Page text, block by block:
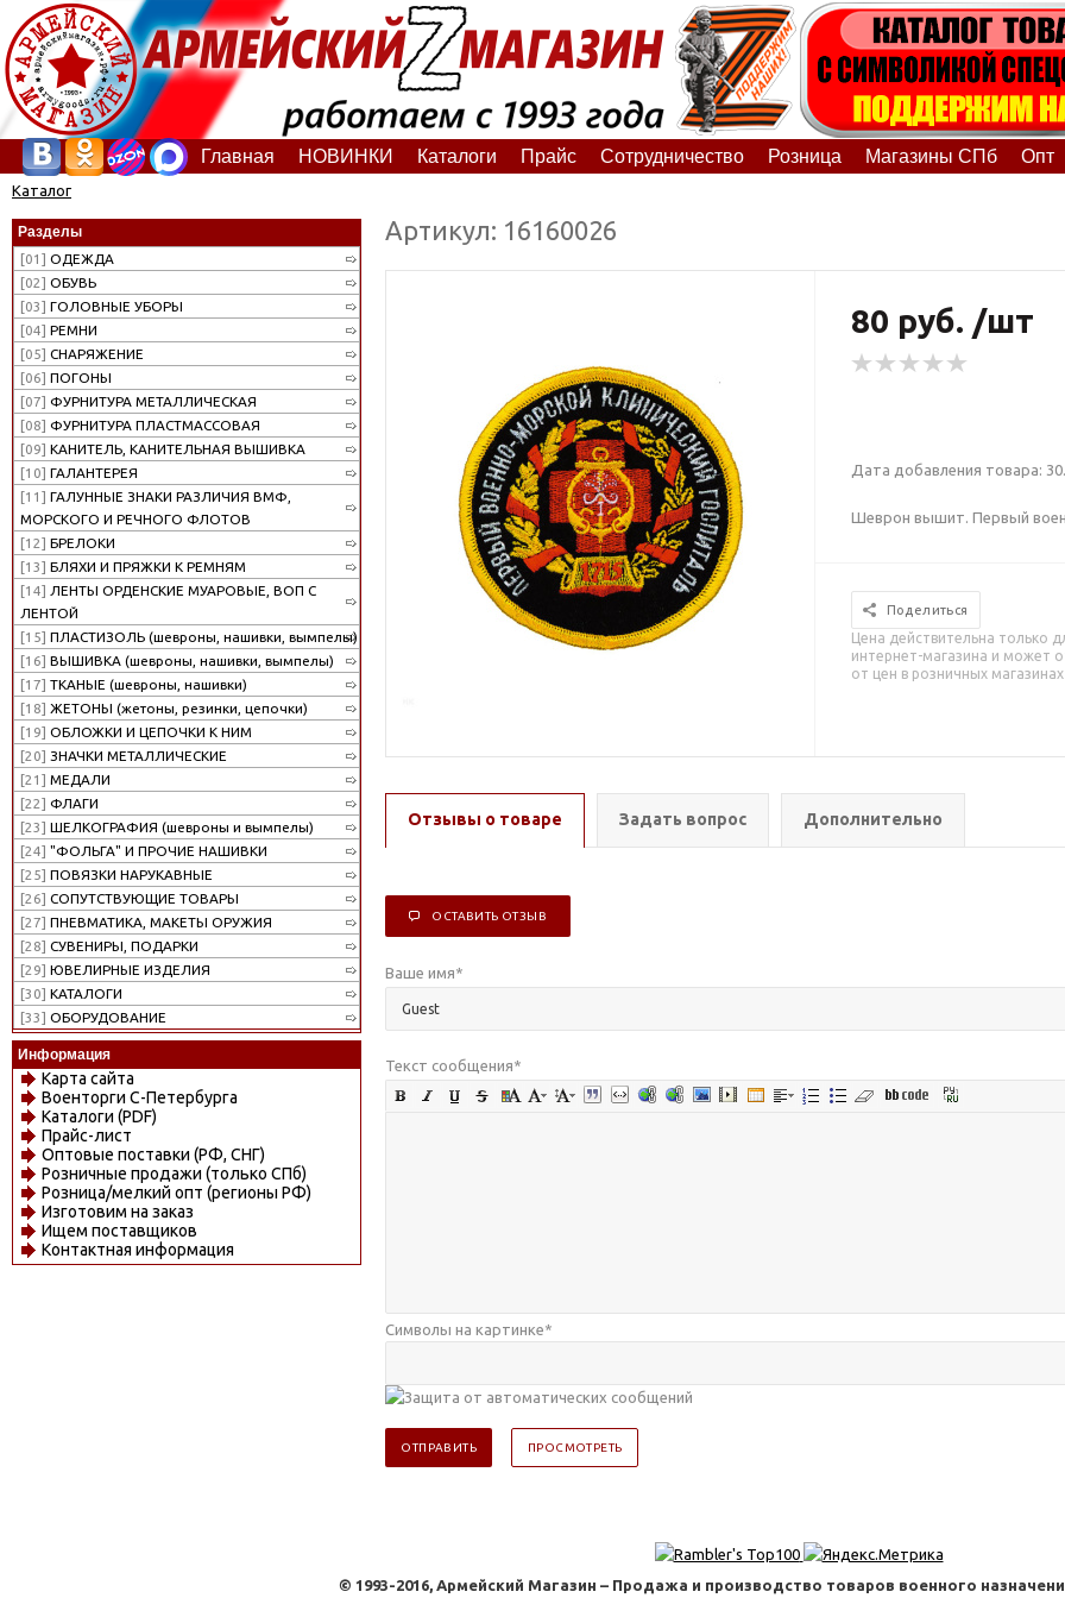
Главная НОВИНКИ Каталоги Прайс Сотрудничество Розница Магазины СПб Опт
Каталог
Разделы
[01] ОДЕЖДА
[02] ОБУВЬ
[03] ГОЛОВНЫЕ УБОРЫ
[04] РЕМНИ
[05] СНАРЯЖЕНИЕ
[06] ПОГОНЫ
[07] ФУРНИТУРА МЕТАЛЛИЧЕСКАЯ
[08] ФУРНИТУРА ПЛАСТМАССОВАЯ
[09] КАНИТЕЛЬ, КАНИТЕЛЬНАЯ ВЫШИВКА
[10] ГАЛАНТЕРЕЯ
[11] ГАЛУННЫЕ ЗНАКИ РАЗЛИЧИЯ ВМФ,
МОРСКОГО И РЕЧНОГО ФЛОТОВ
[12] БРЕЛОКИ
[13] БЛЯХИ И ПРЯЖКИ К РЕМНЯМ
[14] ЛЕНТЫ ОРДЕНСКИЕ МУАРОВЫЕ, ВОП С
ЛЕНТОЙ
[15] ПЛАСТИЗОЛЬ (шевроны, нашивки, вымпелы)
[16] ВЫШИВКА (шевроны, нашивки, вымпелы)
[17] ТКАНЫЕ (шевроны, нашивки)
[18] ЖЕТОНЫ (жетоны, резинки, цепочки)
[19] ОБЛОЖКИ И ЦЕПОЧКИ К НИМ
[20] ЗНАЧКИ МЕТАЛЛИЧЕСКИЕ
[21] МЕДАЛИ
[22] ФЛАГИ
[23] ШЕЛКОГРАФИЯ (шевроны и вымпелы)
[24] "ФОЛЬГА" И ПРОЧИЕ НАШИВКИ
[25] ПОВЯЗКИ НАРУКАВНЫЕ
[26] СОПУТСТВУЮЩИЕ ТОВАРЫ
[27] ПНЕВМАТИКА, МАКЕТЫ ОРУЖИЯ
[28] СУВЕНИРЫ, ПОДАРКИ
[29] ЮВЕЛИРНЫЕ ИЗДЕЛИЯ
[30] КАТАЛОГИ
[33] ОБОРУДОВАНИЕ
Информация
Карта сайта
Военторги С-Петербурга
Каталоги (PDF)
Прайс-лист
Оптовые поставки (РФ, СНГ)
Розничные продажи (только СПб)
Розница/мелкий опт (регионы РФ)
Изготовим на заказ
Ищем поставщиков
Контактная информация
Артикул: 16160026
80 руб. /шт
Дата добавления товара:
Шеврон вышит. Первый
Поделиться
Цена действительна только
интернет-магазина и может
от цен в розничных магазинах
Отзывы о товаре Задать вопрос Дополнительно
ОСТАВИТЬ ОТЗЫВ
Ваше имя*
Текст сообщения*
Символы на картинке*
© 1993-2016, Армейский Магазин – Продажа и производство товаров военного